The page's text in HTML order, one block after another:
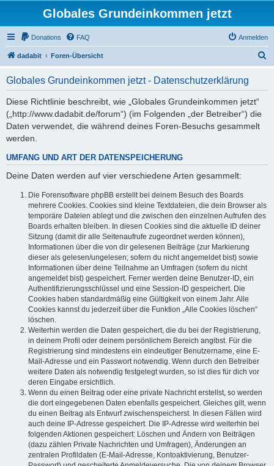
Globales Grundeinkommen jetzt
Donations FAQ Anmelden
dadabit Foren-Übersicht
Globales Grundeinkommen jetzt - Datenschutzerklärung
Diese Richtlinie beschreibt, wie „Globales Grundeinkommen jetzt“
(„http://www.dadabit.de/forum“) (im Folgenden „der Betreiber“) die
Daten verwendet, die während deines Foren-Besuchs gesammelt
werden.
UMFANG UND ART DER DATENSPEICHERUNG
Deine Daten werden auf vier verschiedene Arten gesammelt:
Die Forensoftware phpBB erstellt bei deinem Besuch des Boards
mehrere Cookies. Cookies sind kleine Textdateien, die dein Browser als
temporäre Dateien ablegt und die zwischen den einzelnen Aufrufen des
Boards erhalten bleiben. In diesen Cookies sind die aktuelle ID deiner
Sitzung (damit dir alle Seitenaufrufe zugeordnet werden können),
Informationen über die von dir gelesenen Beiträge (zur Markierung
dieser als gelesen/ungelesen; sofern du nicht angemeldet bist) sowie
Informationen über deine Teilnahme an Umfragen (sofern du nicht
angemeldet bist) gespeichert. Ferner werden deine Benutzer-ID, ein
Authentifizierungsschlüssel und eine Session-ID gespeichert. Die
Cookies haben standardmäßig eine Gültigkeit von einem Jahr. Alle
Cookies kannst du jederzeit über die Funktion „Alle Cookies löschen“
löschen.
Weiterhin werden die Daten gespeichert, die du bei der Registrierung,
in deinem Profil oder deinem persönlichem Bereich angibst. Für die
Registrierung sind mindestens ein eindeutiger Benutzername, eine E-
Mail-Adresse und ein Passwort notwendig. Wenn durch den Betreiber
weitere Daten als notwendig festgelegt wurden, so ist dies für dich vor
deren Eingabe ersichtlich.
Wenn du einen Beitrag oder eine private Nachricht erstellst, so werden
die dort eingegebenen Daten ebenfalls gespeichert. Gleiches gilt, wenn
du einen Beitrag als Entwurf zwischenspeicherst. In diesen Fällen wird
auch deine IP-Adresse gespeichert. Die IP-Adresse wird weiterhin bei
folgenden Aktionen gespeichert: Löschen und Ändern von Beiträgen
(dazu zählen Private Nachrichten und Umfragen), Änderungen an
zentralen Profildaten (E-Mail-Adresse, Kontoaktivierung, Benutzer-